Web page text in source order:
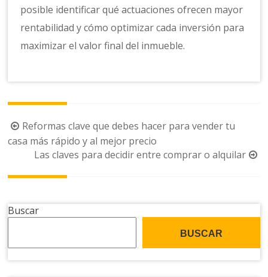
posible identificar qué actuaciones ofrecen mayor
rentabilidad y cómo optimizar cada inversión para
maximizar el valor final del inmueble.
Navegación
de
entrada
Reformas clave que debes hacer para vender tu
casa más rápido y al mejor precio
Las claves para decidir entre comprar o alquilar
Buscar
BUSCAR